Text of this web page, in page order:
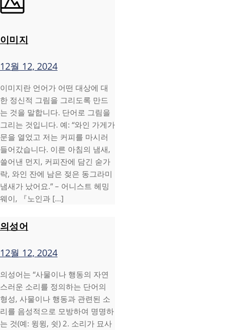
이미지
12월 12, 2024
이미지란 언어가 어떤 대상에 대
한 정신적 그림을 그리도록 만드
는 것을 말합니다. 단어로 그림을
그리는 것입니다. 예: “와인 가게가
문을 열었고 저는 커피를 마시러
들어갔습니다. 이른 아침의 냄새,
쓸어낸 먼지, 커피잔에 담긴 숟가
락, 와인 잔에 남은 젖은 동그라미
냄새가 났어요.” – 어니스트 헤밍
웨이, 『노인과 [...]
의성어
12월 12, 2024
의성어는 “사물이나 행동의 자연
스러운 소리를 정의하는 단어의
형성, 사물이나 행동과 관련된 소
리를 음성적으로 모방하여 명명하
는 것(예: 윙윙, 쉿) 2. 소리가 묘사